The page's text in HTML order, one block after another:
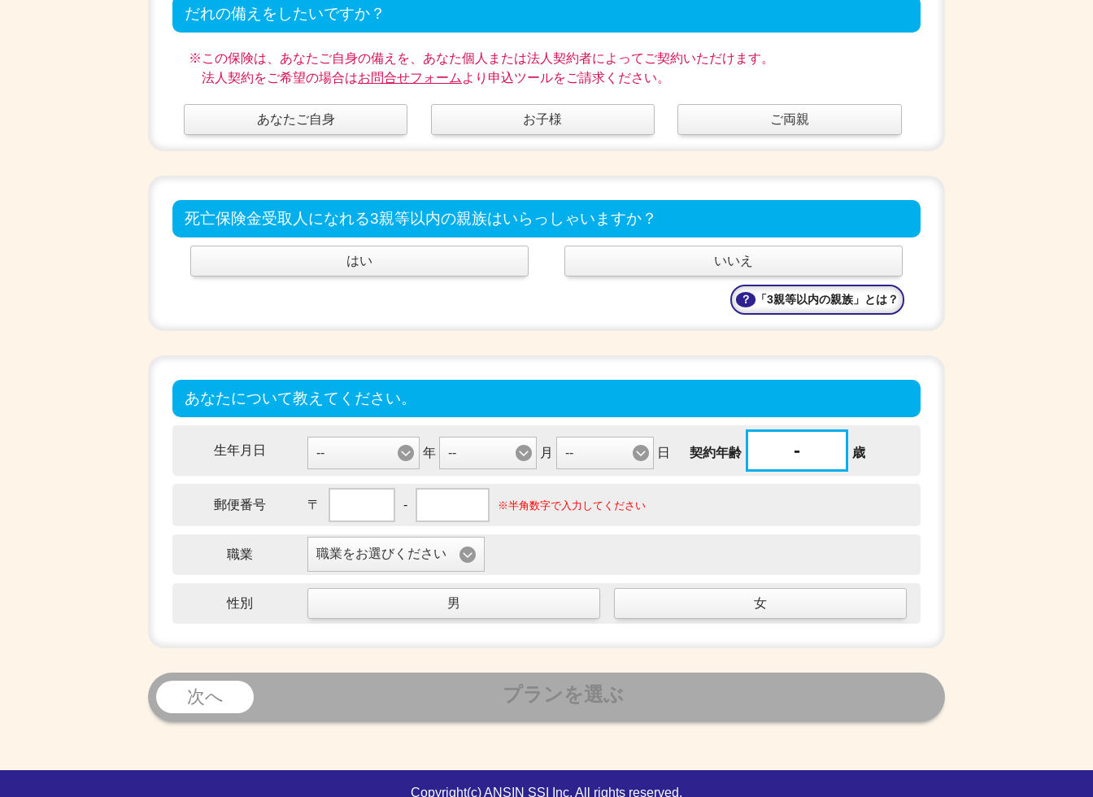
だれの備えをしたいですか？
※この保険は、あなたご自身の備えを、あなた個人または法人契約者によってご契約いただけます。
法人契約をご希望の場合はお問合せフォーム より申込ツールをご請求ください。
あなたご自身 お子様 ご両親
死亡保険金受取人になれる3親等以内の親族はいらっしゃいますか？
はい いいえ
「3親等以内の親族」とは？
あなたについて教えてください。
生年月日 年 月 日 契約年齢 - 歳
郵便番号 〒 - ※半角数字で入力してください
職業
性別 男 女
次へ プランを選ぶ
Copyright(c) ANSIN SSI Inc, All rights reserved.